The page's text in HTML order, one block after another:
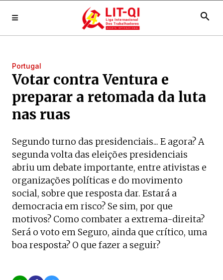
search
Portugal
Votar contra Ventura e
preparar a retomada da luta
nas ruas
Segundo turno das presidenciais... E agora? A
segunda volta das eleições presidenciais
abriu um debate importante, entre ativistas e
organizações políticas e do movimento
social, sobre que resposta dar. Estará a
democracia em risco? Se sim, por que
motivos? Como combater a extrema-direita?
Será o voto em Seguro, ainda que crítico, uma
boa resposta? O que fazer a seguir?